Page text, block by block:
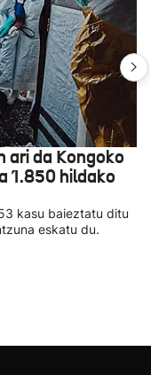
ari da Kongoko
1.850 hildako
kasu baieztatu ditu
eskatu du.